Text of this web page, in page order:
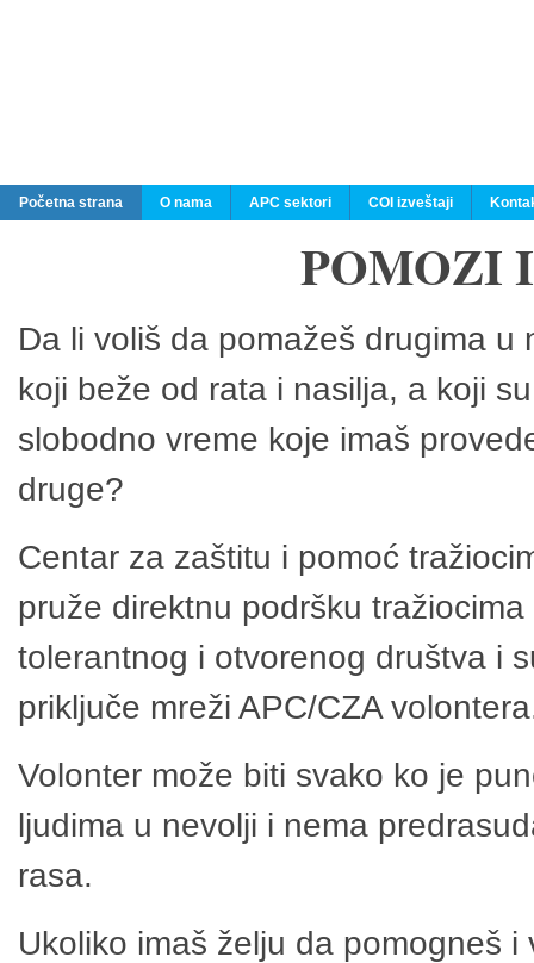
Početna strana O nama APC sektori COI izveštaji
POMOZI
Da li voliš da pomažeš drugima
koji beže od rata i nasilja, a koji
slobodno vreme koje imaš
druge?
Centar za zaštitu i pomoć
pruže direktnu podršku
tolerantnog i otvorenog društva i
priključe mreži APC/CZA
Volonter može biti svako ko je
ljudima u nevolji i nema
rasa.
Ukoliko imaš želju da pomogneš